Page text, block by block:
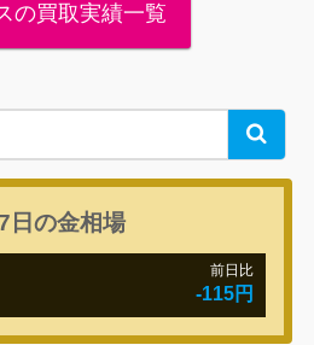
の買取実績一覧
Search
日の金相場
前日比
-115円